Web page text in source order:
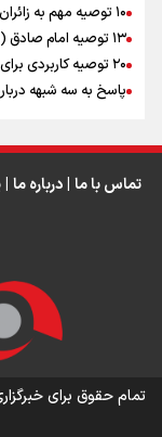
اینفو برنا /
عراق
اینفو برنا/
۱۰ توصیه مهم به زائران و خادمان پیاده روی اربعین
۱۳ توصیه امام صادق (ع) برای پیاده‌روی اربعین
۲۰ توصیه کاربردی برای شرکت در پیاده روی اربعین ۱۴۰۵
پاسخ به سه‌ شبهه
تماس با ما | درباره ما |
تمام حقوق برای